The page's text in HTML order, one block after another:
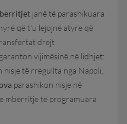
janë të parashikuara
që t'u lejojnë atyre që
drejt
vijimësinë në lidhjet:
nisje të rregullta nga Napoli,
parashikon nisje në
mbërritje të programuara